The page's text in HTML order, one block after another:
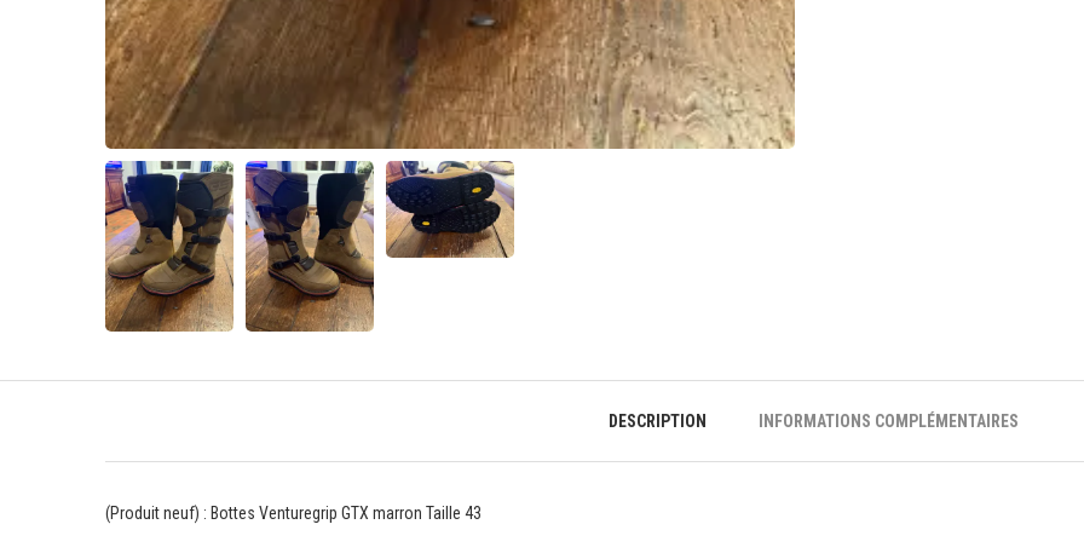
DESCRIPTION INFORMATIONS COMPLÉMENTAIRES
(Produit neuf) : Bottes Venturegrip GTX marron Taille 43